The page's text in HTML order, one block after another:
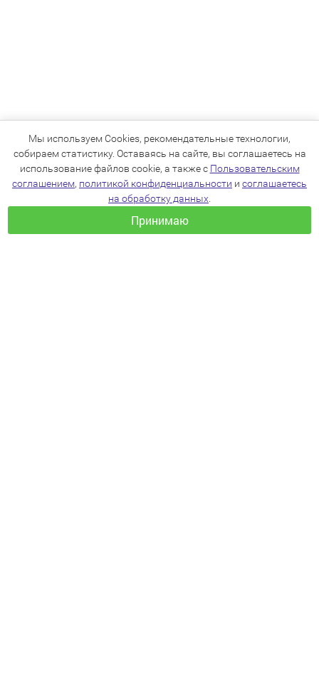
Мы используем Cookies, рекомендательные технологии,
собираем статистику. Оставаясь на сайте, вы соглашаетесь на
использование файлов cookie, а также с Пользовательским
соглашением, политикой конфиденциальности и соглашаетесь
на обработку данных
Принимаю